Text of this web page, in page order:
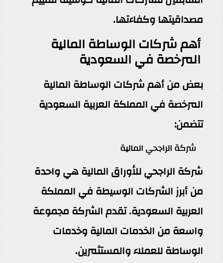
مصداقيتها وكفاءتها.
أهم شركات الوساطة المالية
المرخصة في السعودية
بعض من أهم شركات الوساطة المالية
المرخصة في المملكة العربية السعودية
تتضمن:
شركة الراجحي المالية
شركة الراجحي للأوراق المالية هي واحدة
من أبرز الشركات الوسيطة في المملكة
العربية السعودية. تقدم الشركة مجموعة
واسعة من الخدمات المالية وخدمات
الوساطة للعملاء والمستثمرين.